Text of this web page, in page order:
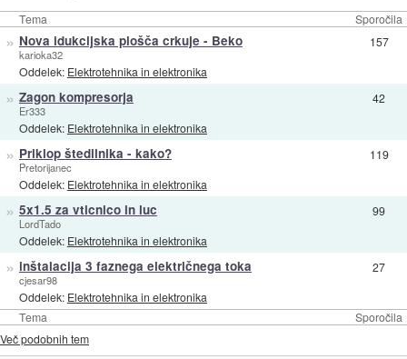
Tema Sporočila
Tema Sporočila
» Nova idukcijska plošča crkuje - Beko
karioka32
Oddelek: Elektrotehnika in elektronika
157
» Zagon kompresorja
Er333
Oddelek: Elektrotehnika in elektronika
42
» Priklop štedilnika - kako?
Pretorijanec
Oddelek: Elektrotehnika in elektronika
119
» 5x1.5 za vticnico in luc
LordTado
Oddelek: Elektrotehnika in elektronika
99
» inštalacija 3 faznega električnega toka
cjesar98
Oddelek: Elektrotehnika in elektronika
27
Več podobnih tem